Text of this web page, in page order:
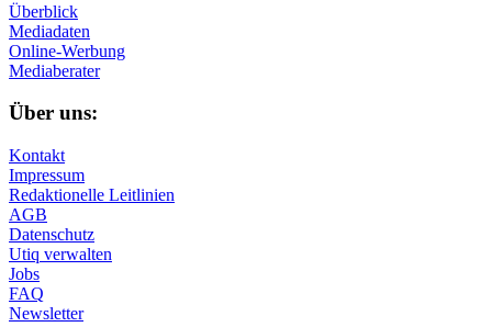
Überblick
Mediadaten
Online-Werbung
Mediaberater
Über uns:
Kontakt
Impressum
Redaktionelle Leitlinien
AGB
Datenschutz
Utiq verwalten
Jobs
FAQ
Newsletter